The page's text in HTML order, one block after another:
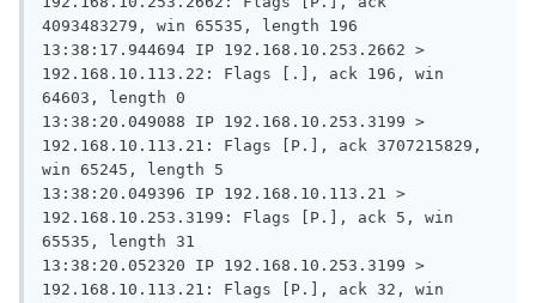
4093483279, win 65535, length 196
13:38:17.944694 IP 192.168.10.253.2662 >
192.168.10.113.22: Flags [.], ack 196, win
64603, length 0
13:38:20.049088 IP 192.168.10.253.3199 >
192.168.10.113.21: Flags [P.], ack 3707215829,
win 65245, length 5
13:38:20.049396 IP 192.168.10.113.21 >
192.168.10.253.3199: Flags [P.], ack 5, win
65535, length 31
13:38:20.052320 IP 192.168.10.253.3199 >
192.168.10.113.21: Flags [P.], ack 32, win